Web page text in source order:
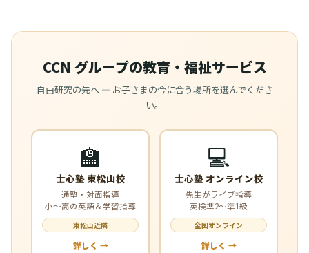
CCN グループの教育・福祉サービス
自由研究の先へ — お子さまの今に合う場所を選んでくださ
い。
🏫
士心塾 東松山校
通塾・対面指導
小〜高の英語＆学習指導
東松山近隣
詳しく →
💻
士心塾 オンライン校
先生がライブ指導
英検準2〜準1級
全国オンライン
詳しく →